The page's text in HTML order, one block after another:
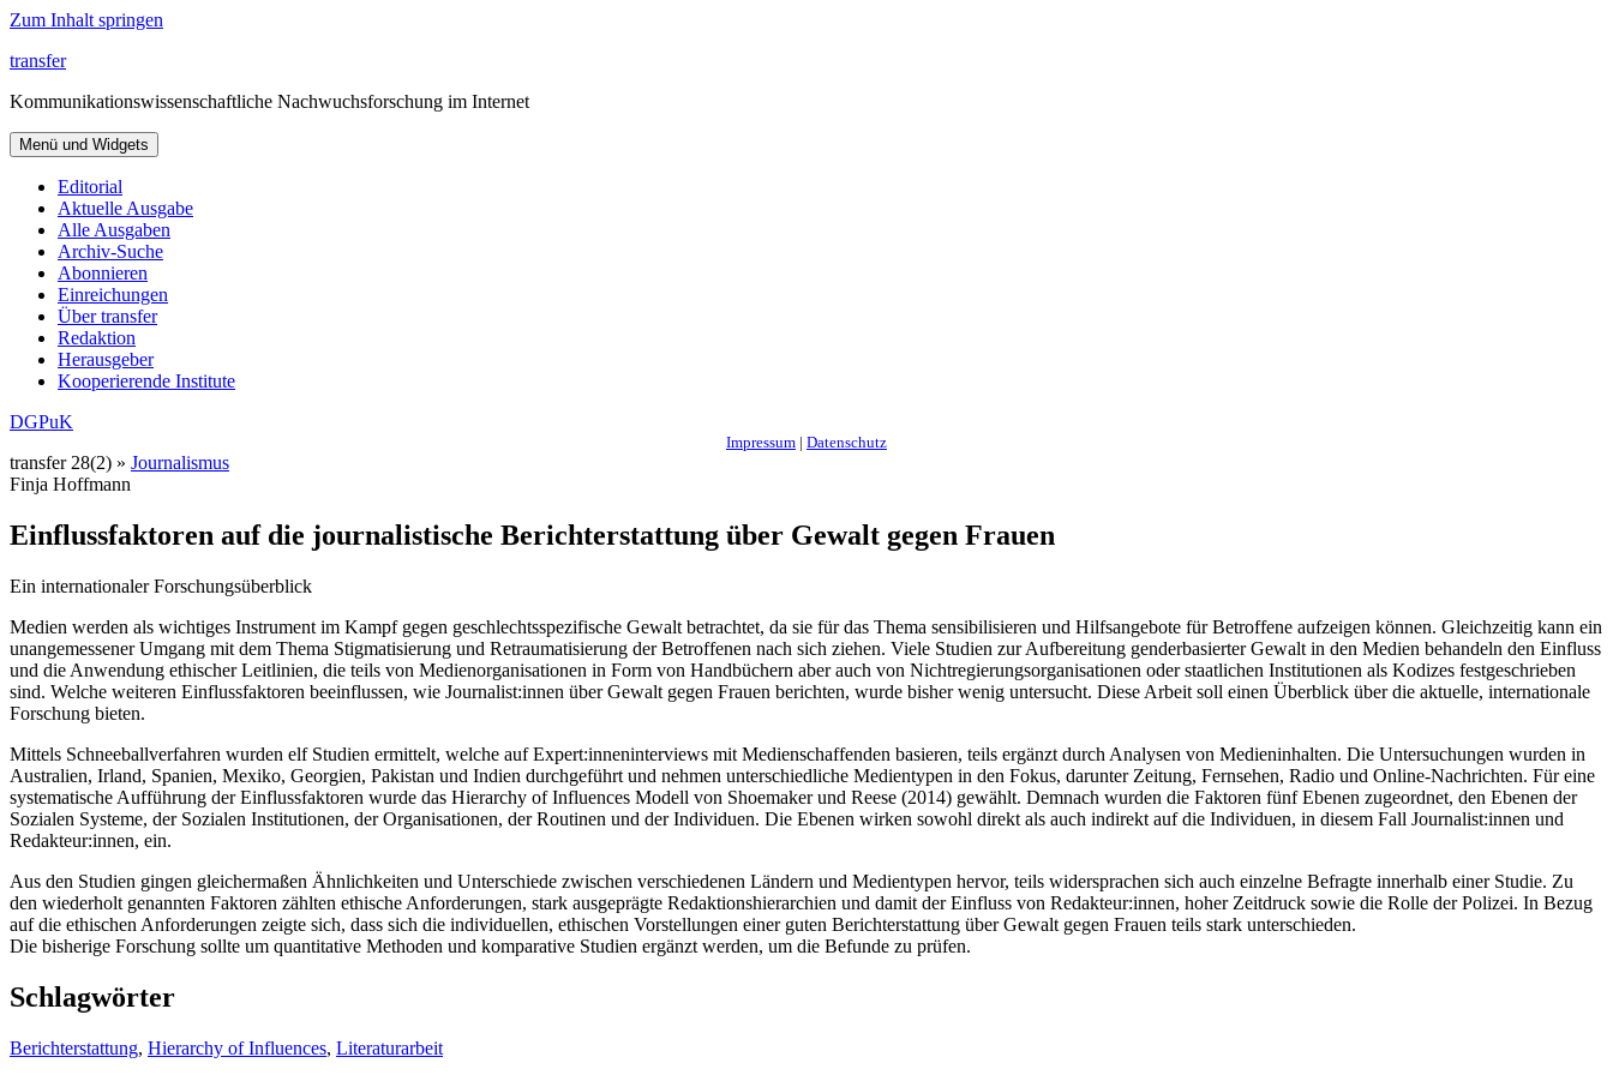
Zum Inhalt springen
transfer
Kommunikationswissenschaftliche Nachwuchsforschung im Internet
Menü und Widgets
Editorial
Aktuelle Ausgabe
Alle Ausgaben
Archiv-Suche
Abonnieren
Einreichungen
Über transfer
Redaktion
Herausgeber
Kooperierende Institute
DGPuK
Impressum | Datenschutz
transfer 28(2) » Journalismus
Finja Hoffmann
Einflussfaktoren auf die journalistische Berichterstattung über Gewalt gegen Frauen
Ein internationaler Forschungsüberblick
Medien werden als wichtiges Instrument im Kampf gegen geschlechtsspezifische Gewalt betrachtet, da sie für das Thema sensibilisieren und Hilfsangebote für Betroffene aufzeigen können. Gleichzeitig kann ein
unangemessener Umgang mit dem Thema Stigmatisierung und Retraumatisierung der Betroffenen nach sich ziehen. Viele Studien zur Aufbereitung genderbasierter Gewalt in den Medien behandeln den Einfluss
und die Anwendung ethischer Leitlinien, die teils von Medienorganisationen in Form von Handbüchern aber auch von Nichtregierungsorganisationen oder staatlichen Institutionen als Kodizes festgeschrieben
sind. Welche weiteren Einflussfaktoren beeinflussen, wie Journalist:innen über Gewalt gegen Frauen berichten, wurde bisher wenig untersucht. Diese Arbeit soll einen Überblick über die aktuelle, internationale
Forschung bieten.
Mittels Schneeballverfahren wurden elf Studien ermittelt, welche auf Expert:inneninterviews mit Medienschaffenden basieren, teils ergänzt durch Analysen von Medieninhalten. Die Untersuchungen wurden in
Australien, Irland, Spanien, Mexiko, Georgien, Pakistan und Indien durchgeführt und nehmen unterschiedliche Medientypen in den Fokus, darunter Zeitung, Fernsehen, Radio und Online-Nachrichten. Für eine
systematische Aufführung der Einflussfaktoren wurde das Hierarchy of Influences Modell von Shoemaker und Reese (2014) gewählt. Demnach wurden die Faktoren fünf Ebenen zugeordnet, den Ebenen der
Sozialen Systeme, der Sozialen Institutionen, der Organisationen, der Routinen und der Individuen. Die Ebenen wirken sowohl direkt als auch indirekt auf die Individuen, in diesem Fall Journalist:innen und
Redakteur:innen, ein.
Aus den Studien gingen gleichermaßen Ähnlichkeiten und Unterschiede zwischen verschiedenen Ländern und Medientypen hervor, teils widersprachen sich auch einzelne Befragte innerhalb einer Studie. Zu
den wiederholt genannten Faktoren zählten ethische Anforderungen, stark ausgeprägte Redaktionshierarchien und damit der Einfluss von Redakteur:innen, hoher Zeitdruck sowie die Rolle der Polizei. In Bezug
auf die ethischen Anforderungen zeigte sich, dass sich die individuellen, ethischen Vorstellungen einer guten Berichterstattung über Gewalt gegen Frauen teils stark unterschieden.
Die bisherige Forschung sollte um quantitative Methoden und komparative Studien ergänzt werden, um die Befunde zu prüfen.
Schlagwörter
Berichterstattung, Hierarchy of Influences, Literaturarbeit